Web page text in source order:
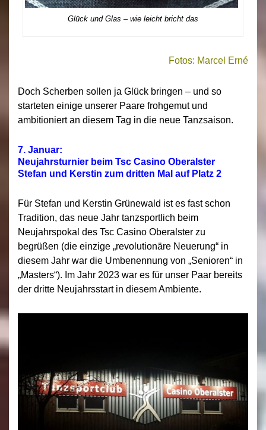
Glück und Glas – wie leicht bricht das
Fotos: Marcel Erné
Doch Scherben sollen ja Glück bringen – und so
starteten einige unserer Paare frohgemut und
ambitioniert an diesem Tag in die neue Tanzsaison.
7. Januar:
Neujahrsturnier beim Tsc Casino Oberalster
Stefan und Kerstin zum dritten Mal auf Platz 2
Für Stefan und Kerstin Grünewald ist es fast schon
Tradition, das neue Jahr tanzsportlich beim
Neujahrspokal des Tsc Casino Oberalster zu
begrüßen (die einzige „revolutionäre Neuerung“ in
diesem Jahr war die Umbenennung von „Senioren“ in
„Masters“). Im Jahr 2023 war es für unser Paar bereits
der dritte Neujahrsstart in diesem Ambiente.